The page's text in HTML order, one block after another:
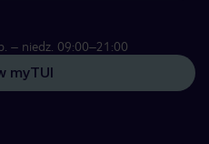
– niedz. 09:00–21:00
myTUI